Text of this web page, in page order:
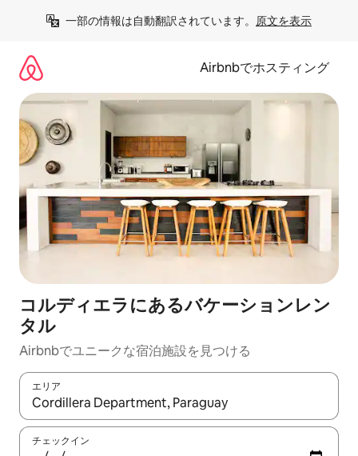
一部の情報は自動翻訳されています。 原文を表示
Airbnbでホスティング
コルディエラにあるバケーションレン
タル
Airbnbでユニークな宿泊施設を見つける
エリア
検索結果が表示されたら、上下の矢印キーを使って移動するか
チェックイン